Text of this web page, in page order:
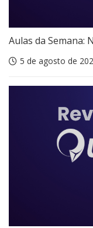
Aulas da Semana:
5 de agosto de